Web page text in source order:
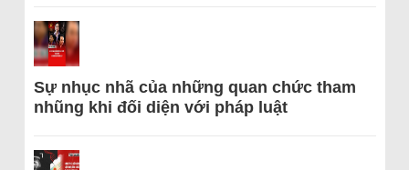
Sự nhục nhã của những quan chức tham
nhũng khi đối diện với pháp luật